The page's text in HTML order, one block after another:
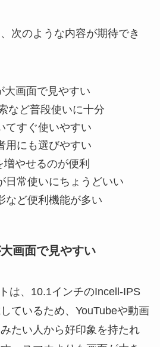
次のような内容が期待でき
大画面で見やすい
など普段使いに十分
てすぐ使いやすい
用にも選びやすい
やせるのが便利
日常使いにちょうどいい
など便利機能が多い
画面で見やすい
は、10.1インチのIncell-IPS
ているため、YouTubeや動画
たい人から好印象を持たれ